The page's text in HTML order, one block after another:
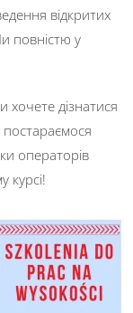
відкритих
повністю у
хочете дізнатися
операторів
курсі!